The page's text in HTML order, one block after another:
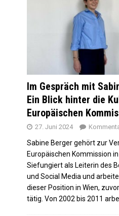
Im Gespräch mit
Ein Blick hinter die
Europäischen
27. Juni 2024
Sabine Berger gehört zur
Europäischen Kommission
Siefungiert als Leiterin des
und Social Media und
dieser Position in Wien,
tätig. Von 2002 bis 2011